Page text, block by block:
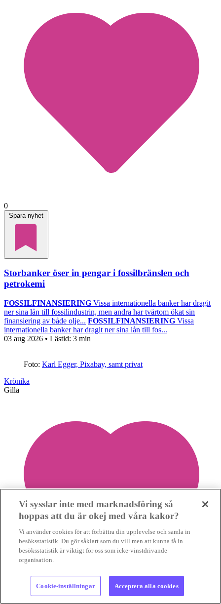
0
Spara nyhet
Storbanker öser in pengar i fossilbränslen och
petrokemi
FOSSILFINANSIERING Vissa internationella banker har dragit
ner sina lån till fossilindustrin, men andra har tvärtom ökat sin
finansiering av både olje... FOSSILFINANSIERING Vissa
internationella banker har dragit ner sina lån till fos...
03 aug 2026 • Lästid: 3 min
Foto: Karl Egger, Pixabay, samt privat
Krönika
Gilla
Vi sysslar inte med marknadsföring så
hoppas att du är okej med våra kakor?
Vi använder cookies för att förbättra din upplevelse och samla in
besöksstatistik. Du gör såklart som du vill men att kunna få in
besöksstatistik är viktigt för oss som icke-vinstdrivande
organisation.
Cookie-inställningar Acceptera alla cookies